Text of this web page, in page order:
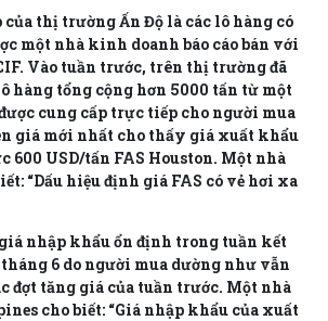
thị trường Ấn Độ là các lô hàng có
một nhà kinh doanh báo cáo bán với
Vào tuần trước, trên thị trường đã
hàng tổng cộng hơn 5000 tấn từ một
cung cấp trực tiếp cho người mua
giá mới nhất cho thấy giá xuất khẩu
600 USD/tấn FAS Houston. Một nhà
“Dấu hiệu định giá FAS có vẻ hơi xa
nhập khẩu ổn định trong tuần kết
6 do người mua dường như vẫn
đợt tăng giá của tuần trước. Một nhà
cho biết: “Giá nhập khẩu của xuất